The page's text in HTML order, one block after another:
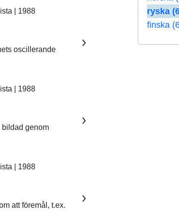
ryska
finska
| 1988
oscillerande
| 1988
bildad genom
| 1988
att föremål, t.ex.